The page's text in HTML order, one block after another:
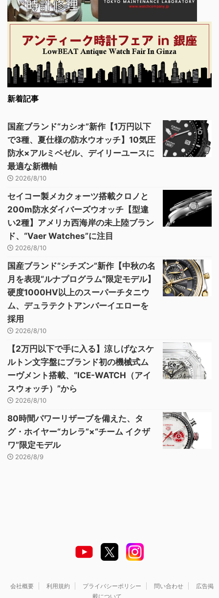
新着記事
国産ブランド“カシオ”新作【1万円以下
で3種、夏仕様の防水ウオッチ】10気圧
防水×アルミベゼル、デイリーユースに
最適な新機軸
2026/8/10
セイコー製メカクォーツ搭載クロノと
200m防水ダイバーズウオッチ【型違
い2種】アメリカ西海岸の未上陸ブラン
ド、“Vaer Watches”に注目
2026/8/10
国産ブランド“シチズン”新作【中秋の名
月を表現“ルナプログラム”限定モデル】
硬度1000HV以上のスーパーチタニウ
ム、デュラテクトアンバーイエローを
採用
2026/8/10
【2万円以下で手に入る】涼しげなスケ
ルトン文字盤にブランド初の機械式ム
ーヴメント搭載、“ICE-WATCH（アイ
スウォッチ）”から
2026/8/10
80時間パワーリザーブを備えた、タ
グ・ホイヤー“カレラ”×“チーム イクザ
ワ”限定モデル
2026/8/9
会社概要 利用規約 プライバシーポリシー 問い合わせ
広告掲
載について